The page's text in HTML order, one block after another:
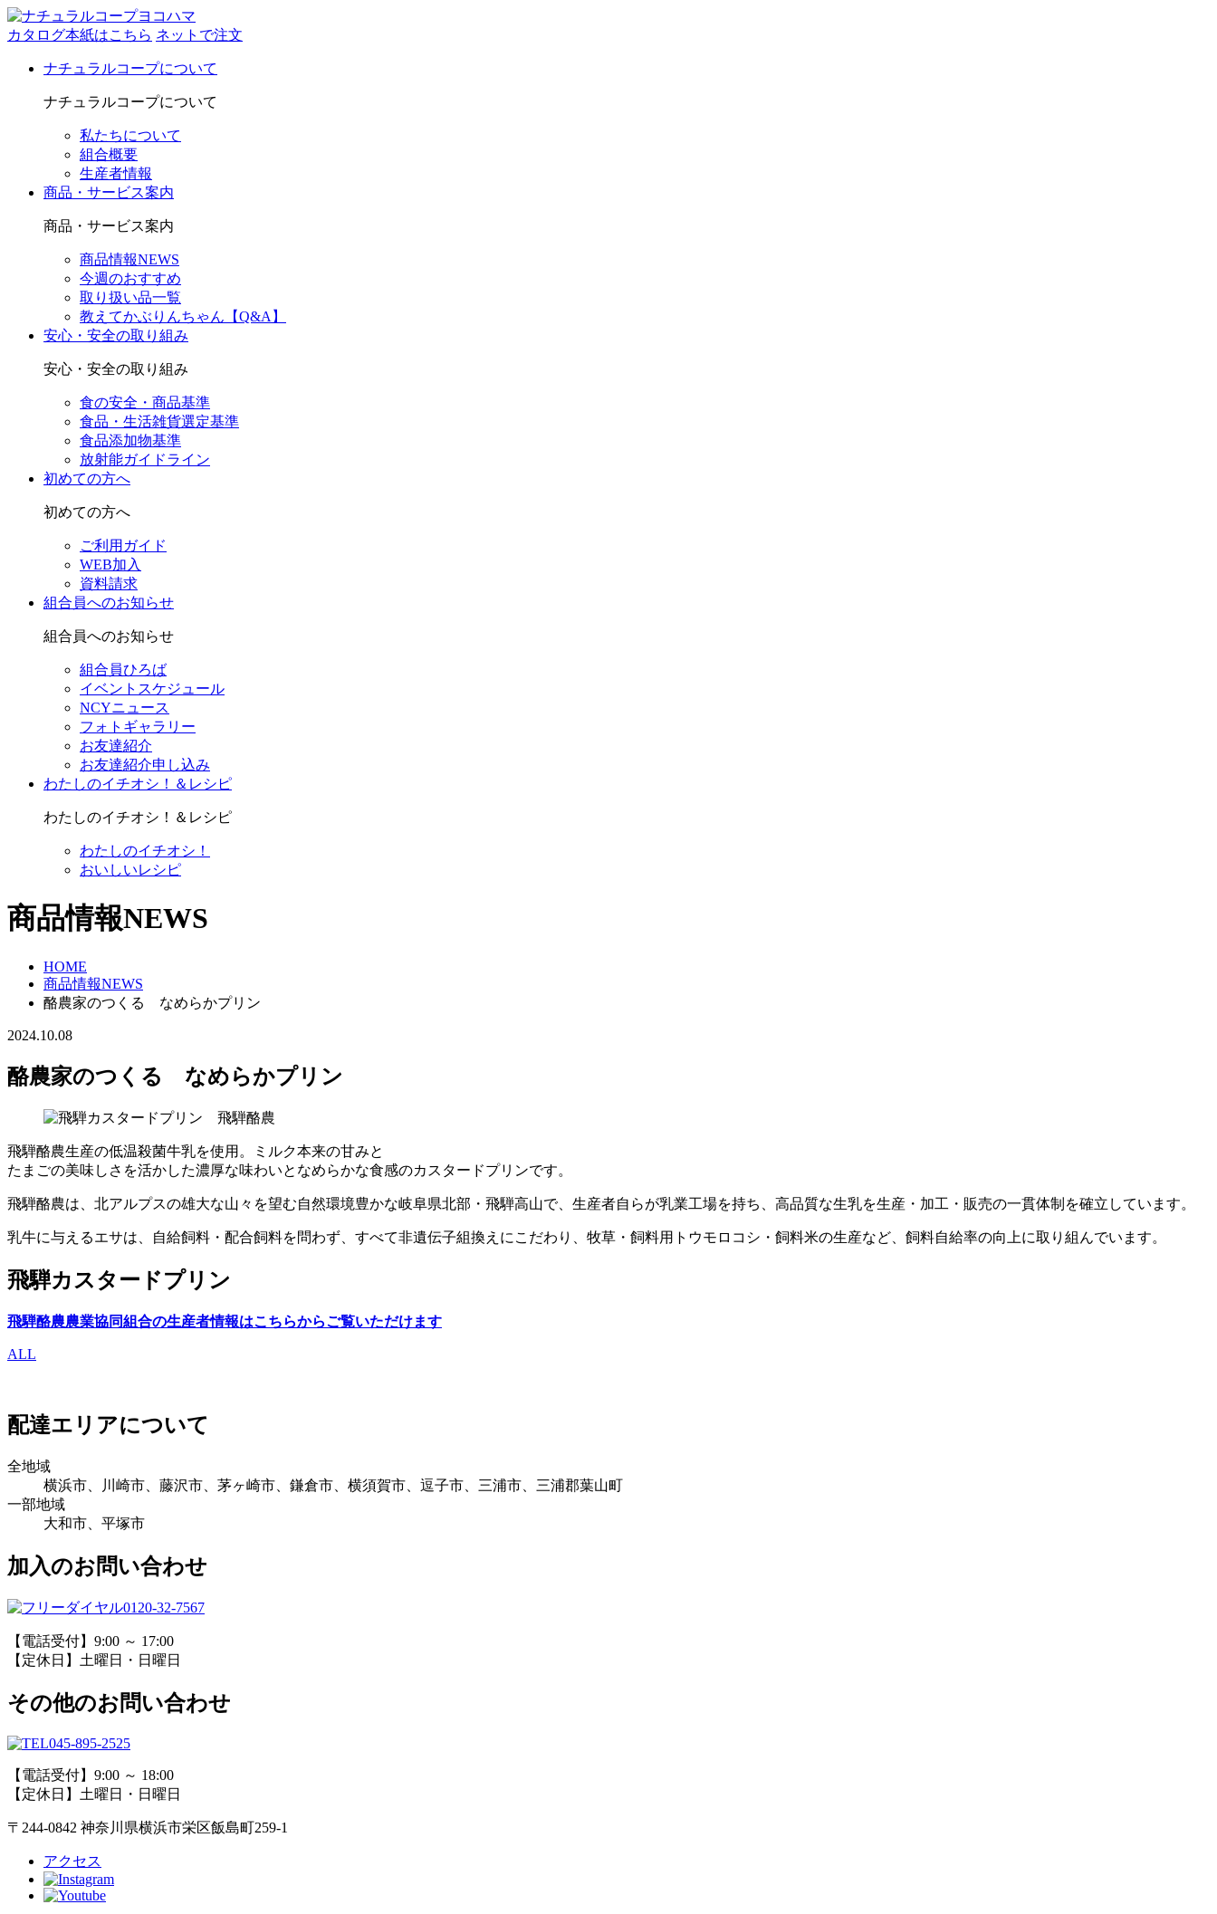
カタログ本紙はこちら ネットで注文
ナチュラルコープについて
ナチュラルコープについて
私たちについて
組合概要
生産者情報
商品・サービス案内
商品・サービス案内
商品情報NEWS
今週のおすすめ
取り扱い品一覧
教えてかぶりんちゃん【Q&A】
安心・安全の取り組み
安心・安全の取り組み
食の安全・商品基準
食品・生活雑貨選定基準
食品添加物基準
放射能ガイドライン
初めての方へ
初めての方へ
ご利用ガイド
WEB加入
資料請求
組合員へのお知らせ
組合員へのお知らせ
組合員ひろば
イベントスケジュール
NCYニュース
フォトギャラリー
お友達紹介
お友達紹介申し込み
わたしのイチオシ！＆レシピ
わたしのイチオシ！＆レシピ
わたしのイチオシ！
おいしいレシピ
商品情報NEWS
HOME
商品情報NEWS
酪農家のつくる なめらかプリン
2024.10.08
酪農家のつくる なめらかプリン
飛騨酪農生産の低温殺菌牛乳を使用。ミルク本来の甘みと
たまごの美味しさを活かした濃厚な味わいとなめらかな食感のカスタードプリンです。
飛騨酪農は、北アルプスの雄大な山々を望む自然環境豊かな岐阜県北部・飛騨高山で、生産者自らが乳業工場を持ち、高品質な生乳を生産・加工・販売の一貫体制を確立しています。
乳牛に与えるエサは、自給飼料・配合飼料を問わず、すべて非遺伝子組換えにこだわり、牧草・飼料用トウモロコシ・飼料米の生産など、飼料自給率の向上に取り組んでいます。
飛騨カスタードプリン
飛騨酪農農業協同組合の生産者情報はこちらからご覧いただけます
ALL
配達エリアについて
全地域
横浜市、川崎市、藤沢市、茅ヶ崎市、鎌倉市、横須賀市、逗子市、三浦市、三浦郡葉山町
一部地域
大和市、平塚市
加入のお問い合わせ
0120-32-7567
【電話受付】9:00 ～ 17:00
【定休日】土曜日・日曜日
その他のお問い合わせ
045-895-2525
【電話受付】9:00 ～ 18:00
【定休日】土曜日・日曜日
〒244-0842 神奈川県横浜市栄区飯島町259-1
アクセス